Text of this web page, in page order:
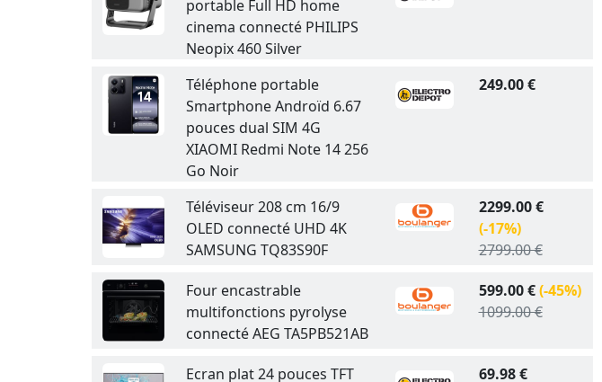
portable Full HD home
cinema connecté PHILIPS
Neopix 460 Silver
Téléphone portable
Smartphone Androïd 6.67
pouces dual SIM 4G
XIAOMI Redmi Note 14 256
Go Noir
249.00 €
Téléviseur 208 cm 16/9
OLED connecté UHD 4K
SAMSUNG TQ83S90F
2299.00 €
(-17%)
2799.00 €
Four encastrable
multifonctions pyrolyse
connecté AEG TA5PB521AB
599.00 €(-45%)
1099.00 €
Ecran plat 24 pouces TFT
69.98 €